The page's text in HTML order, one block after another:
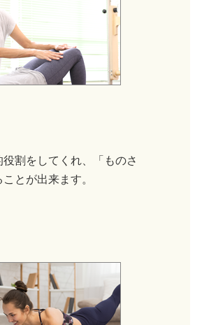
割をしてくれ、「ものさ
とが出来ます。